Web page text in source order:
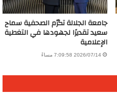
جامعة الجلالة تكرّم الصحفية سماح
سعيد تقديرًا لجهودها في التغطية
الإعلامية
2026/07/14 7:09:58 مساءً